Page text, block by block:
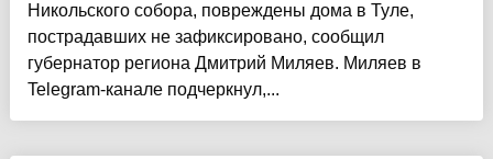
Никольского собора, повреждены дома в Туле,
пострадавших не зафиксировано, сообщил
губернатор региона Дмитрий Миляев. Миляев в
Telegram-канале подчеркнул,...